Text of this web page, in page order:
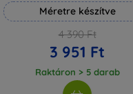
Méretre készítve
4 390 Ft
3 951 Ft
Raktáron > 5 darab